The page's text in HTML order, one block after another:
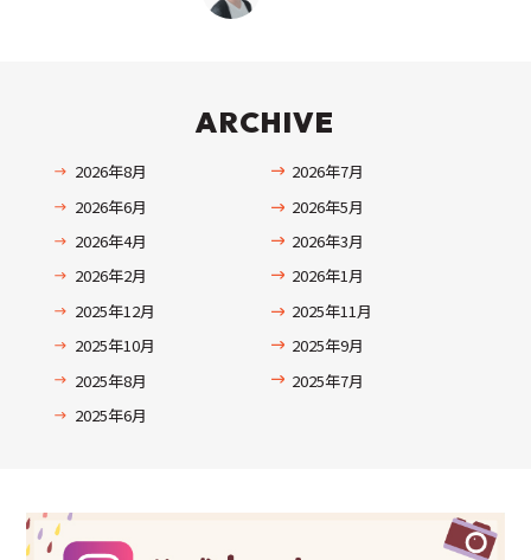
ARCHIVE
2026年8月
2026年7月
2026年6月
2026年5月
2026年4月
2026年3月
2026年2月
2026年1月
2025年12月
2025年11月
2025年10月
2025年9月
2025年8月
2025年7月
2025年6月